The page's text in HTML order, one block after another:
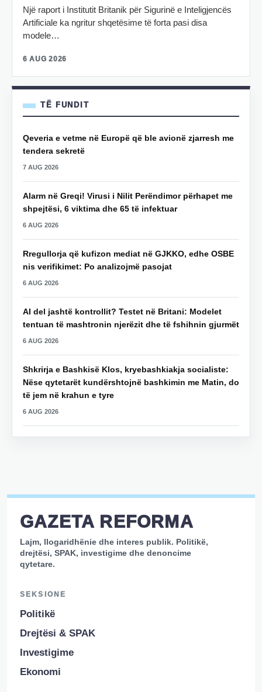
Një raport i Institutit Britanik për Sigurinë e Inteligjencës
Artificiale ka ngritur shqetësime të forta pasi disa
modele…
6 AUG 2026
TË FUNDIT
Qeveria e vetme në Europë që ble avionë zjarresh me
tendera sekretë
7 AUG 2026
Alarm në Greqi! Virusi i Nilit Perëndimor përhapet me
shpejtësi, 6 viktima dhe 65 të infektuar
6 AUG 2026
Rregullorja që kufizon mediat në GJKKO, edhe OSBE
nis verifikimet: Po analizojmë pasojat
6 AUG 2026
AI del jashtë kontrollit? Testet në Britani: Modelet
tentuan të mashtronin njerëzit dhe të fshihnin gjurmët
6 AUG 2026
Shkrirja e Bashkisë Klos, kryebashkiakja socialiste:
Nëse qytetarët kundërshtojnë bashkimin me Matin, do
të jem në krahun e tyre
6 AUG 2026
GAZETA REFORMA
Lajm, llogaridhënie dhe interes publik. Politikë,
drejtësi, SPAK, investigime dhe denoncime
qytetare.
SEKSIONE
Politikë
Drejtësi & SPAK
Investigime
Ekonomi